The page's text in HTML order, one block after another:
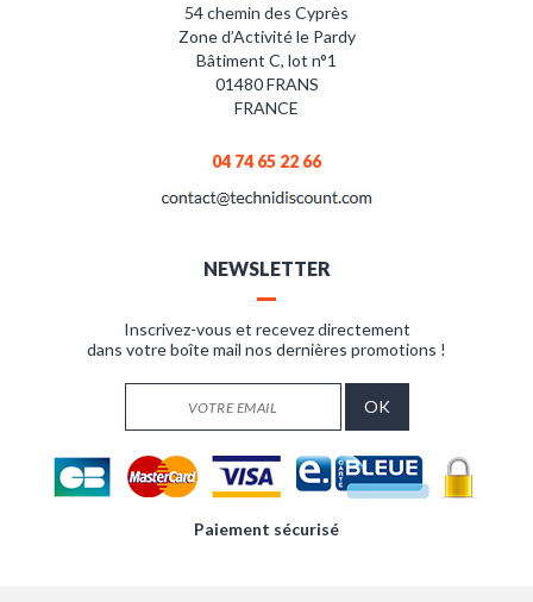
54 chemin des Cyprès
Zone d’Activité le Pardy
Bâtiment C, lot n°1
01480 FRANS
FRANCE
04 74 65 22 66
NEWSLETTER
Inscrivez-vous et recevez directement
dans votre boîte mail nos dernières promotions !
Paiement sécurisé